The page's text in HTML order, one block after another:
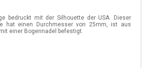
bedruckt mit der Silhouette der USA. Dieser
hat einen Durchmesser von 25mm, ist aus
einer Bogennadel befestigt.